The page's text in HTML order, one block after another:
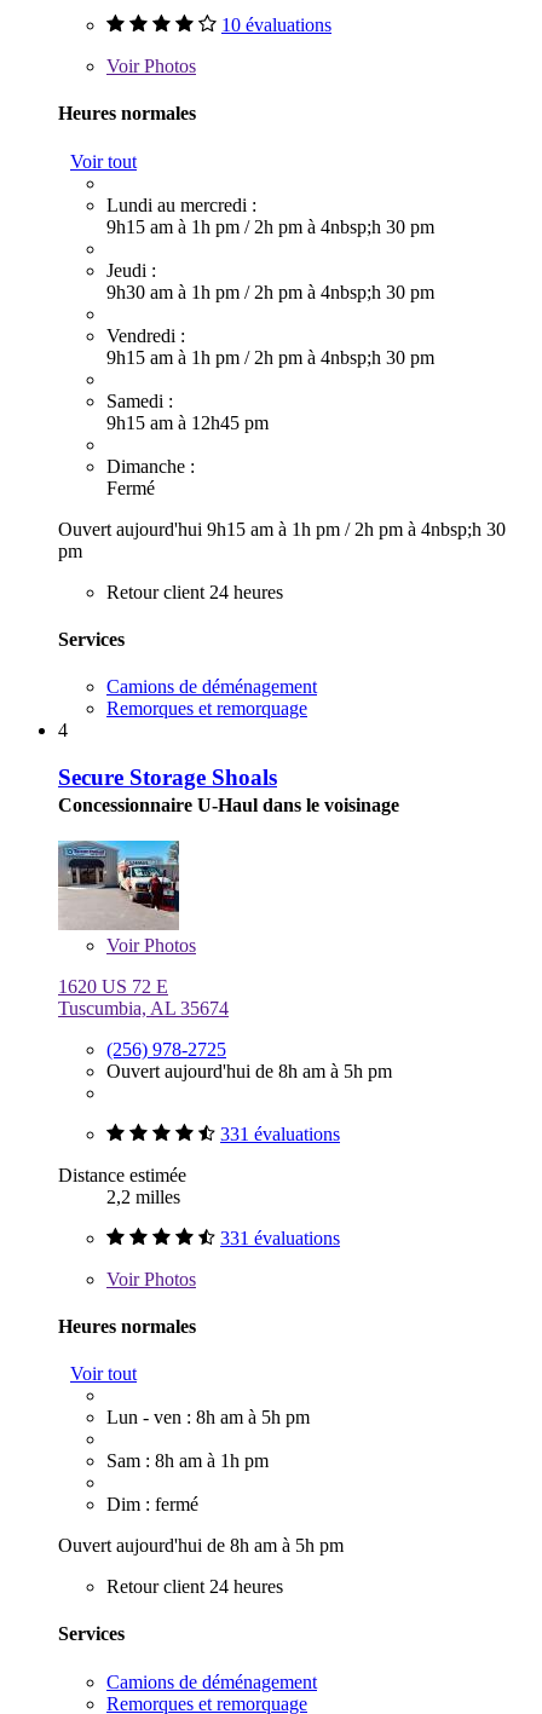
10 évaluations
VoirPhotos
Heures normales
Voir tout
Lundi au mercredi :
9h15 am à 1h pm / 2h pm à 4nbsp;h 30 pm
Jeudi :
9h30 am à 1h pm / 2h pm à 4nbsp;h 30 pm
Vendredi :
9h15 am à 1h pm / 2h pm à 4nbsp;h 30 pm
Samedi :
9h15 am à 12h45 pm
Dimanche :
Fermé
Ouvert aujourd'hui 9h15 am à 1h pm / 2h pm à 4nbsp;h 30
pm
Retour client 24 heures
Services
Camions de déménagement
Remorques et remorquage
4
Secure Storage Shoals
Concessionnaire U-Haul dans le voisinage
VoirPhotos
1620 US 72 E
Tuscumbia, AL 35674
(256) 978-2725
Ouvert aujourd'hui de 8h am à 5h pm
331 évaluations
Distance estimée
2,2 milles
331 évaluations
VoirPhotos
Heures normales
Voir tout
Lun - ven : 8h am à 5h pm
Sam : 8h am à 1h pm
Dim : fermé
Ouvert aujourd'hui de 8h am à 5h pm
Retour client 24 heures
Services
Camions de déménagement
Remorques et remorquage